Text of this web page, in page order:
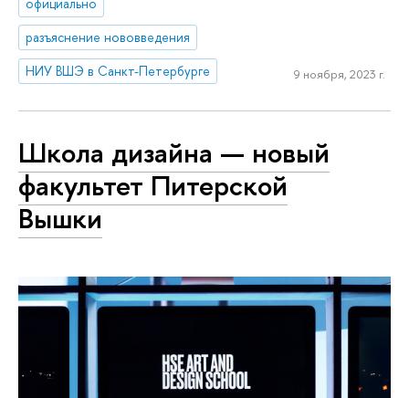
официально
разъяснение нововведения
НИУ ВШЭ в Санкт-Петербурге
9 ноября, 2023 г.
Школа дизайна — новый
факультет Питерской
Вышки